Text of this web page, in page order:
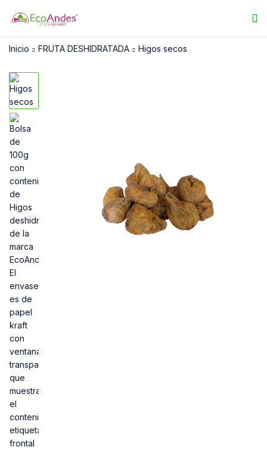
Inicio FRUTA DESHIDRATADA Higos secos